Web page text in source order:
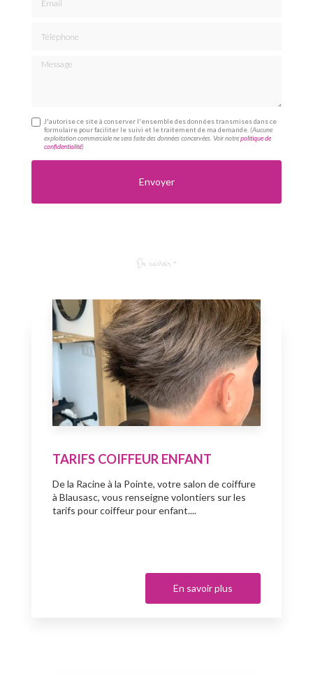
Message
J'autorise ce site à conserver l'ensemble des données transmises dans ce
formulaire pour faciliter le suivi et le traitement de ma demande.(Aucune
exploitation commerciale ne sera faite des données concervées. Voir notrepolitique de
confidentialité)
En savoir +
TARIFS COIFFEUR ENFANT
De la Racine à la Pointe, votre salon de coiffure
à Blausasc, vous renseigne volontiers sur les
tarifs pour coiffeur pour enfant....
En savoir plus